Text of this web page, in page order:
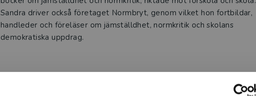
Sandra driver också företaget Normbryt, genom vilket hon fortbildar,
handleder och föreläser om jämställdhet, normkritik och skolans
demokratiska uppdrag.